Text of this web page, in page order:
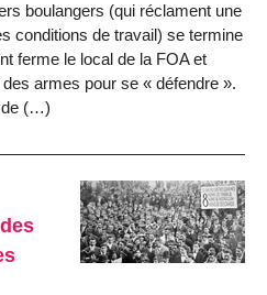
boulangers (qui réclament une
conditions de travail) se termine
ferme le local de la FOA et
armes pour se « défendre ».
de (…)